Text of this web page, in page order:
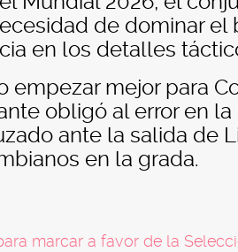
de dominar
en los detalles
empezar mejor para
obligó al error en
ante la salida de
en la grada.
marcar a favor de la